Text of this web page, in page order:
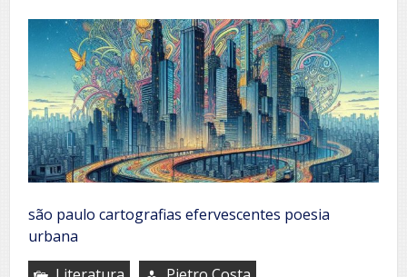
são paulo cartografias efervescentes poesia
urbana